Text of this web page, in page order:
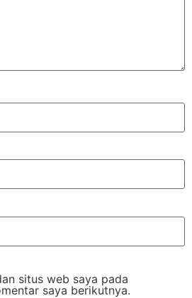
situs web saya pada
saya berikutnya.